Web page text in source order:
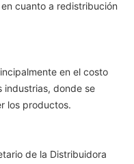
cuanto a redistribución
en el costo
industrias, donde se
los productos.
de la Distribuidora